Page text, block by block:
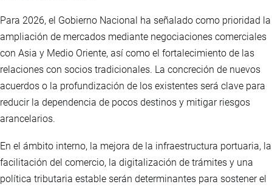
Para 2026, el Gobierno Nacional ha señalado como prioridad la
ampliación de mercados mediante negociaciones comerciales
con Asia y Medio Oriente, así como el fortalecimiento de las
relaciones con socios tradicionales. La concreción de nuevos
acuerdos o la profundización de los existentes será clave para
reducir la dependencia de pocos destinos y mitigar riesgos
arancelarios.
En el ámbito interno, la mejora de la infraestructura portuaria, la
facilitación del comercio, la digitalización de trámites y una
política tributaria estable serán determinantes para sostener el